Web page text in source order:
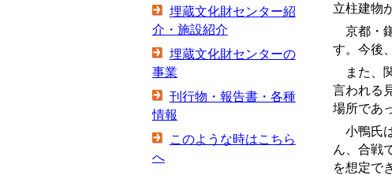
埋蔵文化財センター紹
介・施設紹介
埋蔵文化財センターの
事業
刊行物・報告書・各種
情報
このような時はこちら
へ
立柱建物
京都・
す。今後
また、
言われる
場所であ
小鴨氏
ん、合戦
を想定で